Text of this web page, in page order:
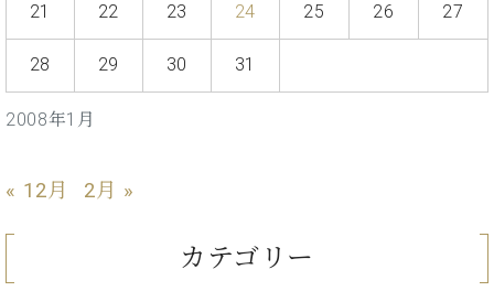
ー
/
C.
シ
ン
取
み
ピ
の
音
色
ベ
ュ
せ・
デ
情
ラ
ー・
取
メルマガ登録
趣
味
か
格
2008年1月
21 22 23 24 25 26 27
28 29 30 31
« 12月 2月 »
カテゴリー